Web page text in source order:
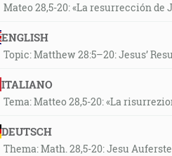
Mateo 28,5-20: «La resurrección de
ENGLISH
Topic: Matthew 28:5–20: Jesus’
ITALIANO
Tema: Matteo 28,5-20: «La
DEUTSCH
Thema: Math. 28,5-20: Jesu